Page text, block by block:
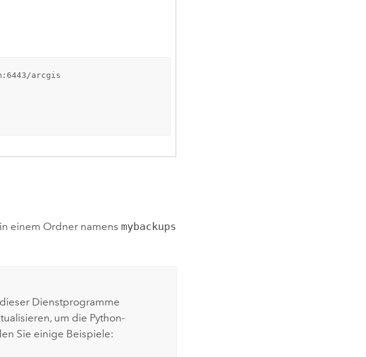
arcgis
einem Ordner namens mybackups
Dienstprogramme
um die Python-
Sie einige Beispiele: